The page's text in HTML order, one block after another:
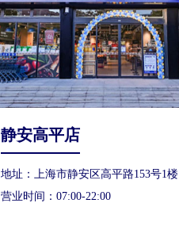
静安高平店
地址：上海市静安区高平路153号1楼
营业时间：07:00-22:00